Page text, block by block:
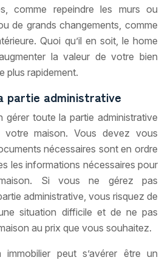
comme repeindre les murs ou
de grands changements, comme
Quoi qu’il en soit, le home
la valeur de votre bien
plus rapidement.
partie administrative
gérer toute la partie administrative
maison. Vous devez vous
nécessaires sont en ordre
les informations nécessaires pour
Si vous ne gérez pas
administrative, vous risquez de
situation difficile et de ne pas
au prix que vous souhaitez.
immobilier peut s’avérer être un